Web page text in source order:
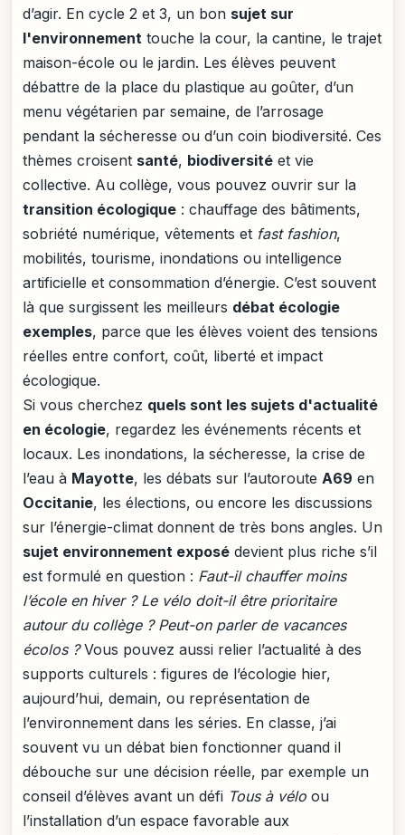
d’agir. En cycle 2 et 3, un bon sujet sur
l'environnement touche la cour, la cantine, le trajet
maison-école ou le jardin. Les élèves peuvent
débattre de la place du plastique au goûter, d’un
menu végétarien par semaine, de l’arrosage
pendant la sécheresse ou d’un coin biodiversité. Ces
thèmes croisent santé, biodiversité et vie
collective. Au collège, vous pouvez ouvrir sur la
transition écologique : chauffage des bâtiments,
sobriété numérique, vêtements et fast fashion,
mobilités, tourisme, inondations ou intelligence
artificielle et consommation d’énergie. C’est souvent
là que surgissent les meilleurs débat écologie
exemples, parce que les élèves voient des tensions
réelles entre confort, coût, liberté et impact
écologique.
Si vous cherchez quels sont les sujets d'actualité
en écologie, regardez les événements récents et
locaux. Les inondations, la sécheresse, la crise de
l’eau à Mayotte, les débats sur l’autoroute A69 en
Occitanie, les élections, ou encore les discussions
sur l’énergie-climat donnent de très bons angles. Un
sujet environnement exposé devient plus riche s’il
est formulé en question : Faut-il chauffer moins
l’école en hiver ? Le vélo doit-il être prioritaire
autour du collège ? Peut-on parler de vacances
écolos ?Vous pouvez aussi relier l’actualité à des
supports culturels : figures de l’écologie hier,
aujourd’hui, demain, ou représentation de
l’environnement dans les séries. En classe, j’ai
souvent vu un débat bien fonctionner quand il
débouche sur une décision réelle, par exemple un
conseil d’élèves avant un défi Tous à vélo ou
l’installation d’un espace favorable aux